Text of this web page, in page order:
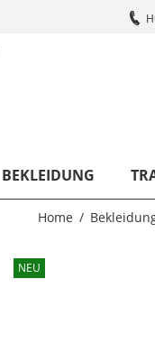
BEKLEIDUNG
Home
NEU